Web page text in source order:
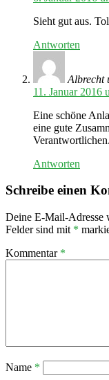
Sieht gut aus.
Antworten
Albrecht
11. Januar 2016
Eine schöne
eine gute
Verantwortlichen.
Antworten
Schreibe einen
Deine E-Mail-Adresse
Felder sind mit *
Kommentar *
Name *